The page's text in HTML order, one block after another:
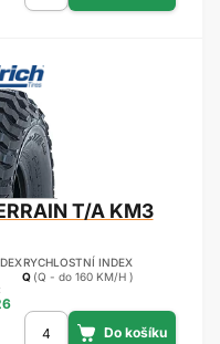
T/A KM3
RYCHLOSTNÍ INDEX
Q (Q - do 160 KM/H )